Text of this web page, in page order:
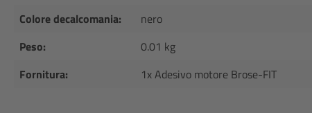
Colore decalcomania:
nero
Peso:
0.01 kg
Fornitura:
1x Adesivo motore Brose-FIT